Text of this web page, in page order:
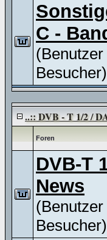
C -
Besucher)
..:: DVB - T 1/2 /
Foren
DVB-T
News
Besucher)